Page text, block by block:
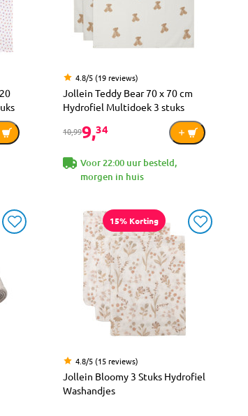
4.8/5 (19 reviews)
Jollein Teddy Bear 70 x 70 cm
Hydrofiel Multidoek 3 stuks
10,999,34
Voor 22:00 uur besteld,
morgen in huis
15% Korting
4.8/5 (15 reviews)
Jollein Bloomy 3 Stuks Hydrofiel
Washandjes